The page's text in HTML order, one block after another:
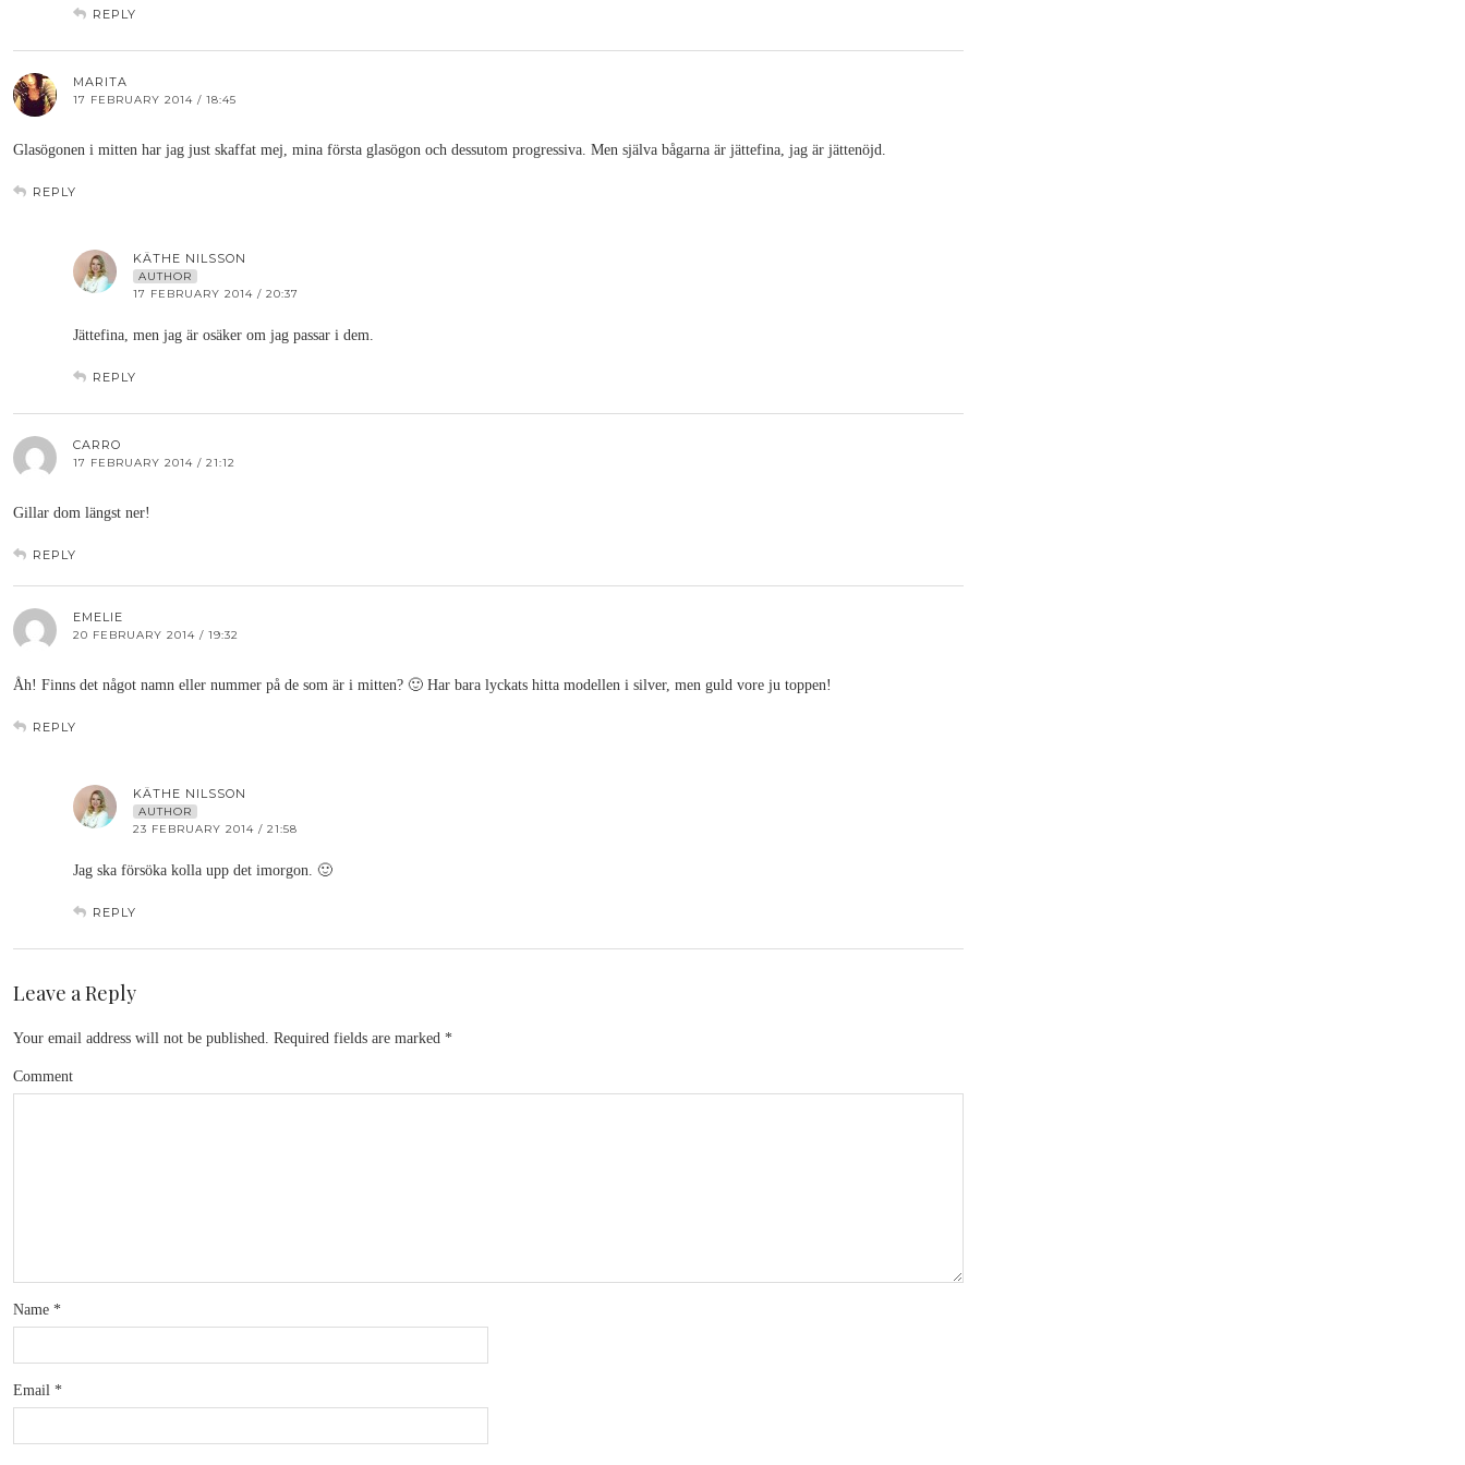
REPLY
MARITA
17 FEBRUARY 2014 / 18:45
Glasögonen i mitten har jag just skaffat mej, mina första glasögon och dessutom progressiva. Men själva bågarna är jättefina, jag är jättenöjd.
REPLY
KÄTHE NILSSON
AUTHOR
17 FEBRUARY 2014 / 20:37
Jättefina, men jag är osäker om jag passar i dem.
REPLY
CARRO
17 FEBRUARY 2014 / 21:12
Gillar dom längst ner!
REPLY
EMELIE
20 FEBRUARY 2014 / 19:32
Åh! Finns det något namn eller nummer på de som är i mitten? 🙂 Har bara lyckats hitta modellen i silver, men guld vore ju toppen!
REPLY
KÄTHE NILSSON
AUTHOR
23 FEBRUARY 2014 / 21:58
Jag ska försöka kolla upp det imorgon. 🙂
REPLY
Leave a Reply
Your email address will not be published. Required fields are marked *
Comment
Name *
Email *